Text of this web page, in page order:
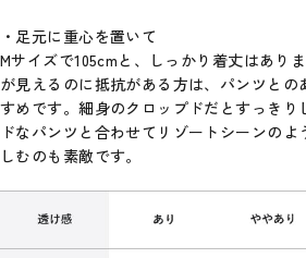
・足元に重心を置いて
Mサイズで105cmと、しっかり着丈はあり
が見えるのに抵抗がある方は、パンツとの
すめです。細身のクロップドだとすっきり
ドなパンツと合わせてリゾートシーンの
しむのも素敵です。